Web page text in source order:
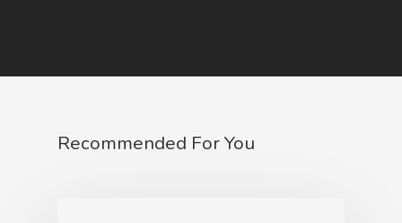
Recommended For You